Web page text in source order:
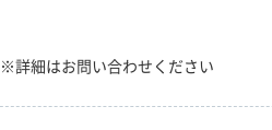
※詳細はお問い合わせください